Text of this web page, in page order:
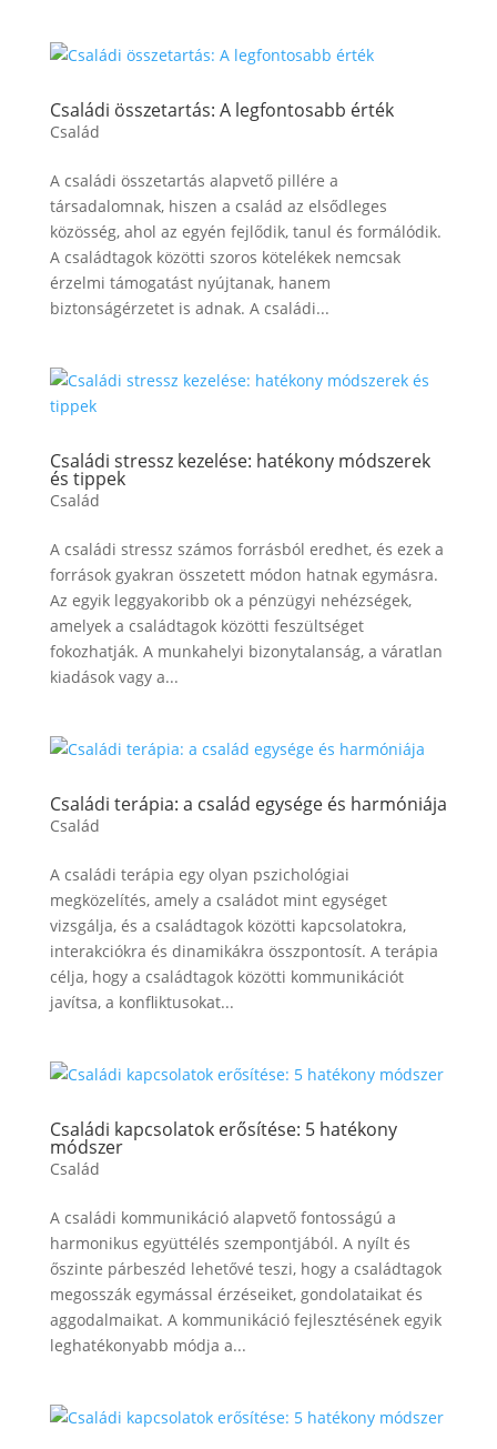
Családi összetartás: A legfontosabb érték
Család
A családi összetartás alapvető pillére a
társadalomnak, hiszen a család az elsődleges
közösség, ahol az egyén fejlődik, tanul és formálódik.
A családtagok közötti szoros kötelékek nemcsak
érzelmi támogatást nyújtanak, hanem
biztonságérzetet is adnak. A családi...
Családi stressz kezelése: hatékony módszerek
és tippek
Család
A családi stressz számos forrásból eredhet, és ezek a
források gyakran összetett módon hatnak egymásra.
Az egyik leggyakoribb ok a pénzügyi nehézségek,
amelyek a családtagok közötti feszültséget
fokozhatják. A munkahelyi bizonytalanság, a váratlan
kiadások vagy a...
Családi terápia: a család egysége és harmóniája
Család
A családi terápia egy olyan pszichológiai
megközelítés, amely a családot mint egységet
vizsgálja, és a családtagok közötti kapcsolatokra,
interakciókra és dinamikákra összpontosít. A terápia
célja, hogy a családtagok közötti kommunikációt
javítsa, a konfliktusokat...
Családi kapcsolatok erősítése: 5 hatékony
módszer
Család
A családi kommunikáció alapvető fontosságú a
harmonikus együttélés szempontjából. A nyílt és
őszinte párbeszéd lehetővé teszi, hogy a családtagok
megosszák egymással érzéseiket, gondolataikat és
aggodalmaikat. A kommunikáció fejlesztésének egyik
leghatékonyabb módja a...